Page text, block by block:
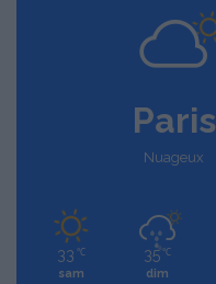
Paris
Nuageux
33 ℃
sam
35 ℃
dim